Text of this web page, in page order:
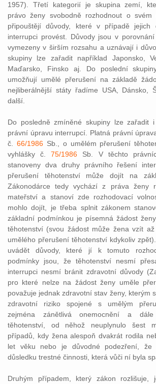
1957). Třetí kategorií je skupina zemí,
právo ženy svobodně rozhodnout o svém
připouštějí důvody, které v případě jejich
interrupci provést. Důvody jsou v
vymezeny v širším rozsahu a uznávají i
skupiny lze zařadit například Japonsko,
Maďarsko, Finsko aj. Do poslední
umožňují umělé přerušení na základě
nejliberálnější státy řadíme USA, Dánsko,
další.
Do posledně zmíněné skupiny lze zařadit i
právní úpravu interrupcí. Platná právní
č. 66/1986Sb., o umělém přerušení
vyhlášky č.75/1986 Sb. V těchto
stanoveny dva druhy právního řešení
přerušení těhotenství může dojít na
Zákonodárce tedy vychází z práva ženy
mateřství a stanoví zde rozhodovací
mohlo dojít, je třeba splnit zákonem
základní podmínkou je písemná žádost
těhotenství (svou žádost může žena vzít
umělého přerušení těhotenství kdykoliv
uvádět důvody, které jí k tomuto
podmínky jsou, že těhotenství nesmí
interrupci nesmí bránit zdravotní důvody
pro které nelze na žádost ženy uměle
považuje jednak zdravotní stav ženy, kterým
zdravotní riziko spojené s umělým
zejména zánětlivá onemocnění a
těhotenství, od něhož neuplynulo šest
případů, kdy žena alespoň dvakrát rodila
let věku nebo je důvodné podezření, že
důsledku trestné činnosti, která vůči ní byla
Druhým případem, který zákon rozlišuje,